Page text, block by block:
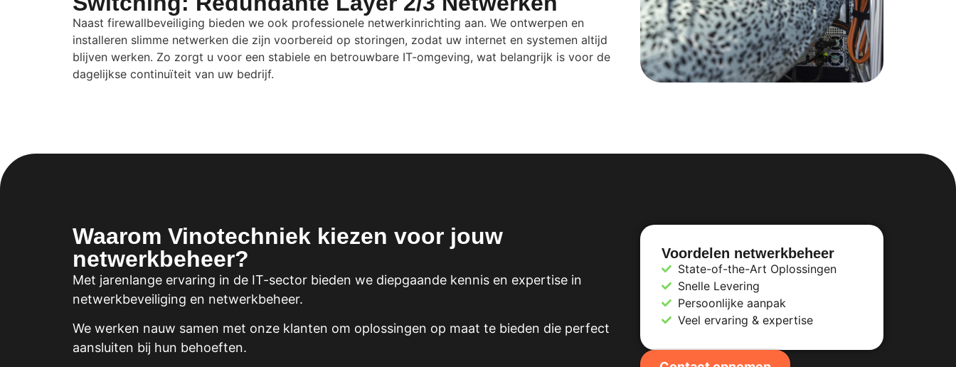
Naast firewallbeveiliging bieden we ook professionele netwerkinrichting aan. We ontwerpen en
installeren slimme netwerken die zijn voorbereid op storingen, zodat uw internet en systemen altijd
blijven werken. Zo zorgt u voor een stabiele en betrouwbare IT-omgeving, wat belangrijk is voor de
dagelijkse continuïteit van uw bedrijf.
Waarom Vinotechniek kiezen voor jouw
netwerkbeheer?
Met jarenlange ervaring in de IT-sector bieden we diepgaande kennis en expertise in
netwerkbeveiliging en netwerkbeheer.
We werken nauw samen met onze klanten om oplossingen op maat te bieden die perfect
aansluiten bij hun behoeften.
Voordelen netwerkbeheer
State-of-the-Art Oplossingen
Snelle Levering
Persoonlijke aanpak
Veel ervaring & expertise